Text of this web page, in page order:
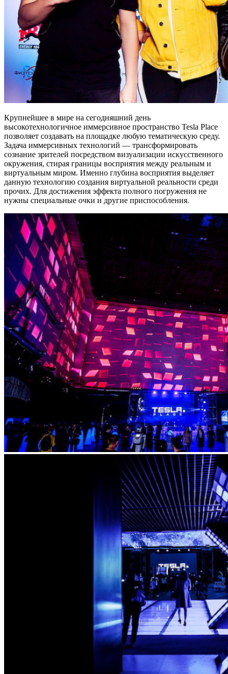
Крупнейшее в мире на сегодняшний день
высокотехнологичное иммерсивное пространство Tesla Place
позволяет создавать на площадке любую тематическую среду.
Задача иммерсивных технологий — трансформировать
сознание зрителей посредством визуализации искусственного
окружения, стирая границы восприятия между реальным и
виртуальным миром. Именно глубина восприятия выделяет
данную технологию создания виртуальной реальности среди
прочих. Для достижения эффекта полного погружения не
нужны специальные очки и другие приспособления.